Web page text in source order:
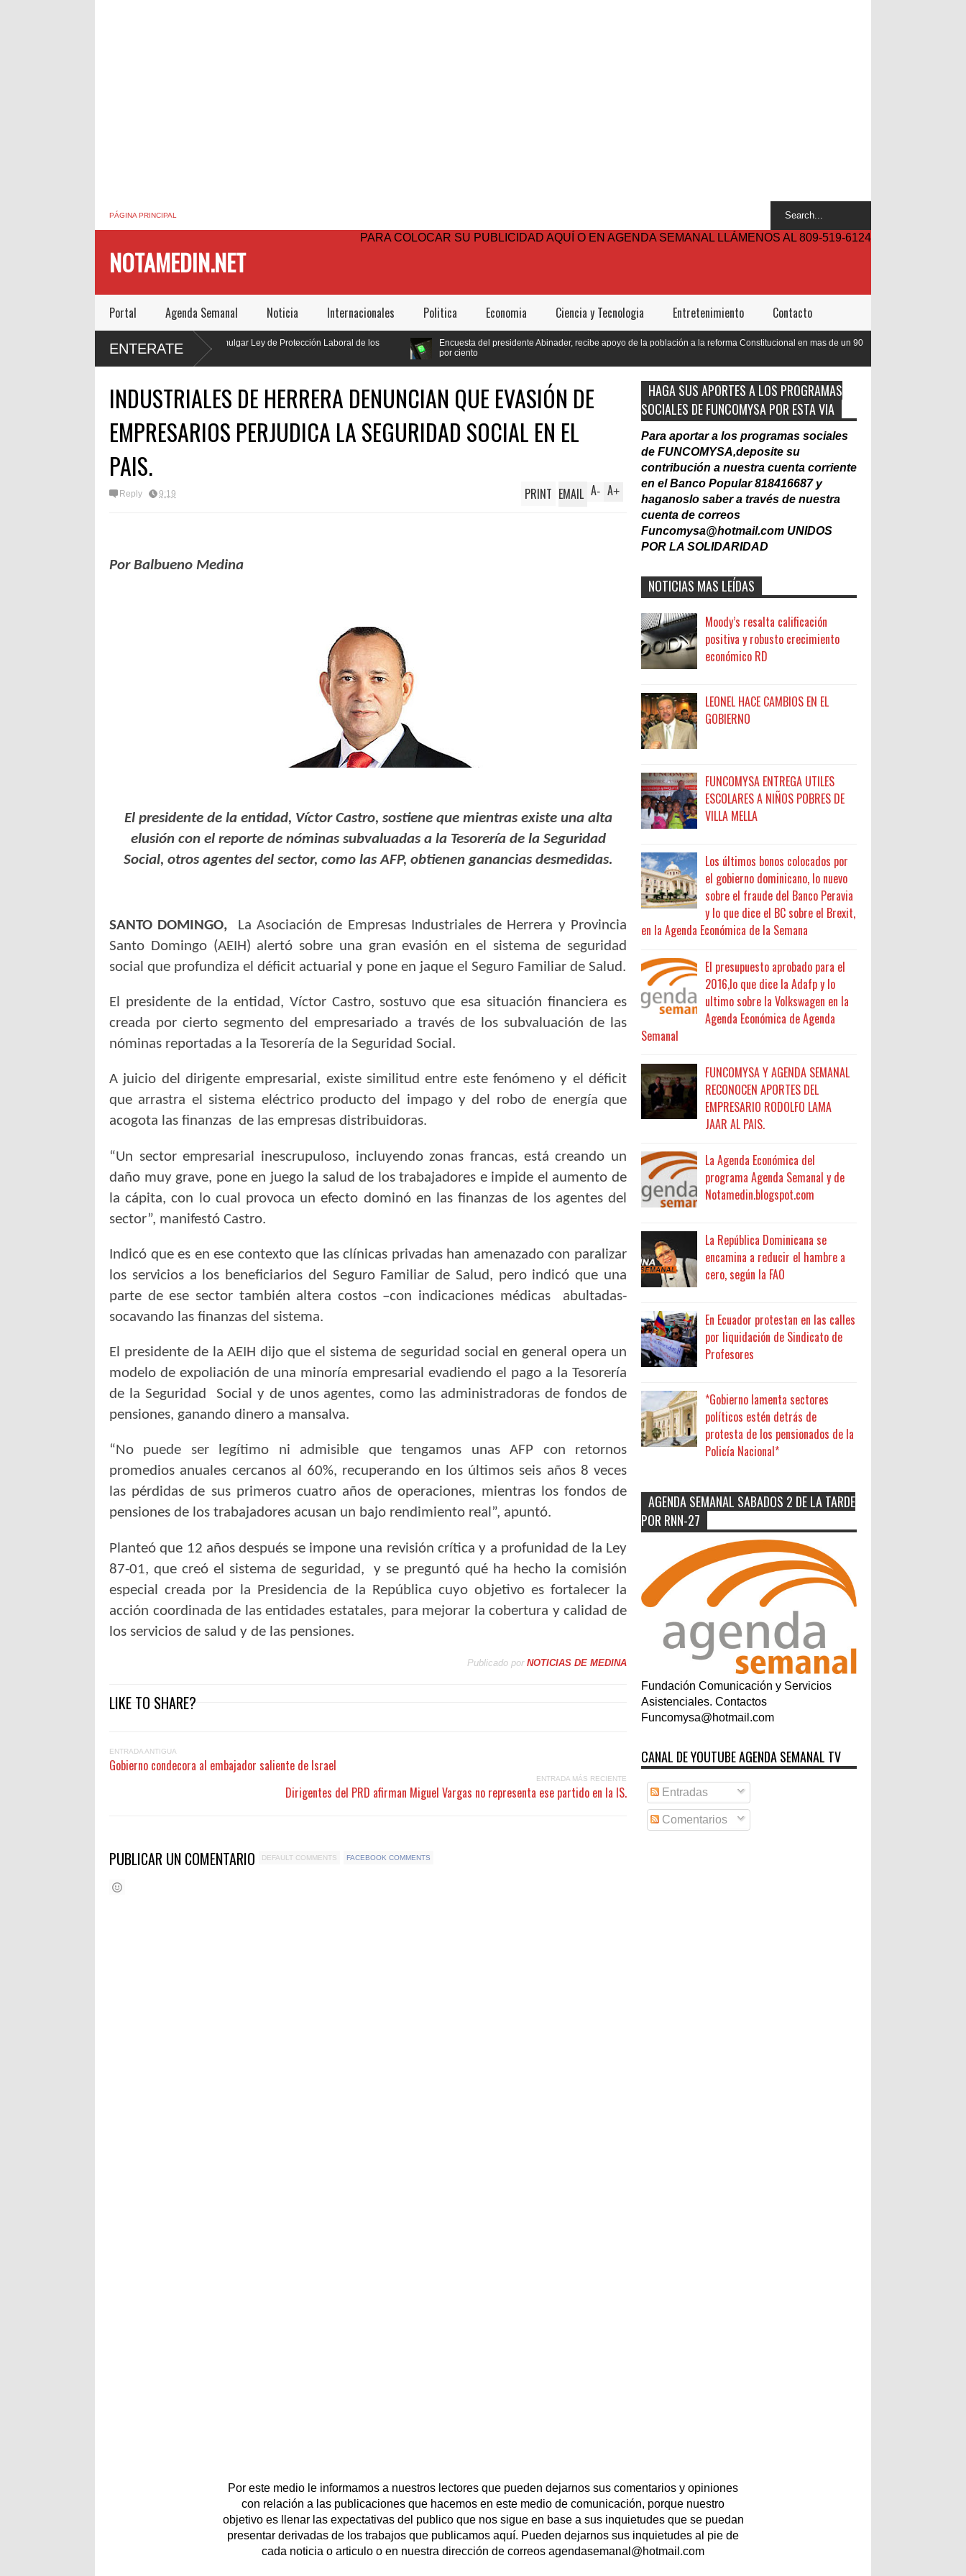
PÁGINA PRINCIPAL
NOTAMEDIN.NET
PARA COLOCAR SU PUBLICIDAD AQUÍ O EN AGENDA SEMANAL LLÁMENOS AL 809-519-6124
Portal Agenda Semanal Noticia Internacionales Politica Economia Ciencia y Tecnologia Entretenimiento Contacto
ENTERATE
Luis Abinader hará justicia al promulgar Ley de Protección Laboral de los
Encuesta del presidente Abinader, recibe apoyo de la población a la reforma Constitucional en mas de un 90
Nacionalización del Trabajo, un
INDUSTRIALES DE HERRERA DENUNCIAN QUE EVASIÓN DE
EMPRESARIOS PERJUDICA LA SEGURIDAD SOCIAL EN EL
PAIS.
Reply 9:19 A+
A-
PRINT EMAIL
Por Balbueno Medina
El presidente de la entidad, Víctor Castro, sostiene que mientras existe una alta
elusión con el reporte de nóminas subvaluadas a la Tesorería de la Seguridad
Social, otros agentes del sector, como las AFP, obtienen ganancias desmedidas.
SANTO DOMINGO,
La Asociación de Empresas Industriales de Herrera y Provincia
Santo Domingo (AEIH) alertó sobre una gran evasión en el sistema de seguridad
social que profundiza el déficit actuarial y pone en jaque el Seguro Familiar de Salud.
El presidente de la entidad, Víctor Castro, sostuvo que esa situación financiera es
creada por cierto segmento del empresariado a través de los subvaluación de las
nóminas reportadas a la Tesorería de la Seguridad Social.
A juicio del dirigente empresarial, existe similitud entre este fenómeno y el déficit
que arrastra el sistema eléctrico producto del impago y del robo de energía que
acogota las finanzas de las empresas distribuidoras.
“Un sector empresarial inescrupuloso, incluyendo zonas francas, está creando un
daño muy grave, pone en juego la salud de los trabajadores e impide el aumento de
la cápita, con lo cual provoca un efecto dominó en las finanzas de los agentes del
sector”, manifestó Castro.
Indicó que es en ese contexto que las clínicas privadas han amenazado con paralizar
los servicios a los beneficiarios del Seguro Familiar de Salud, pero indicó que una
parte de ese sector también altera costos –con indicaciones médicas abultadas-
socavando las finanzas del sistema.
El presidente de la AEIH dijo que el sistema de seguridad social en general opera un
modelo de expoliación de una minoría empresarial evadiendo el pago a la Tesorería
de la Seguridad Social y de unos agentes, como las administradoras de fondos de
pensiones, ganando dinero a mansalva.
“No puede ser legítimo ni admisible que tengamos unas AFP con retornos
promedios anuales cercanos al 60%, recuperando en los últimos seis años 8 veces
las pérdidas de sus primeros cuatro años de operaciones, mientras los fondos de
pensiones de los trabajadores acusan un bajo rendimiento real”, apuntó.
Planteó que 12 años después se impone una revisión crítica y a profunidad de la Ley
87-01, que creó el sistema de seguridad, y se preguntó qué ha hecho la comisión
especial creada por la Presidencia de la República cuyo objetivo es fortalecer la
acción coordinada de las entidades estatales, para mejorar la cobertura y calidad de
los servicios de salud y de las pensiones.
Publicado por NOTICIAS DE MEDINA
LIKE TO SHARE?
ENTRADA ANTIGUA
Gobierno condecora al embajador saliente de Israel
ENTRADA MÁS RECIENTE
Dirigentes del PRD afirman Miguel Vargas no representa ese partido en la IS.
PUBLICAR UN COMENTARIO DEFAULT COMMENTS FACEBOOK COMMENTS
HAGA SUS APORTES A LOS PROGRAMAS
SOCIALES DE FUNCOMYSA POR ESTA VIA
Para aportar a los programas sociales
de FUNCOMYSA,deposite su
contribución a nuestra cuenta corriente
en el Banco Popular 818416687 y
haganoslo saber a través de nuestra
cuenta de correos
Funcomysa@hotmail.com UNIDOS
POR LA SOLIDARIDAD
NOTICIAS MAS LEÍDAS
Moody’s resalta calificación
positiva y robusto crecimiento
económico RD
LEONEL HACE CAMBIOS EN EL
GOBIERNO
FUNCOMYSA ENTREGA UTILES
ESCOLARES A NIÑOS POBRES DE
VILLA MELLA
Los últimos bonos colocados por
el gobierno dominicano, lo nuevo
sobre el fraude del Banco Peravia
y lo que dice el BC sobre el Brexit,
en la Agenda Económica de la Semana
El presupuesto aprobado para el
2016,lo que dice la Adafp y lo
ultimo sobre la Volkswagen en la
Agenda Económica de Agenda
Semanal
FUNCOMYSA Y AGENDA SEMANAL
RECONOCEN APORTES DEL
EMPRESARIO RODOLFO LAMA
JAAR AL PAIS.
La Agenda Económica del
programa Agenda Semanal y de
Notamedin.blogspot.com
La República Dominicana se
encamina a reducir el hambre a
cero, según la FAO
En Ecuador protestan en las calles
por liquidación de Sindicato de
Profesores
*Gobierno lamenta sectores
políticos estén detrás de
protesta de los pensionados de la
Policía Nacional*
AGENDA SEMANAL SABADOS 2 DE LA TARDE
POR RNN-27
Fundación Comunicación y Servicios
Asistenciales. Contactos
Funcomysa@hotmail.com
CANAL DE YOUTUBE AGENDA SEMANAL TV
Entradas
Comentarios
Por este medio le informamos a nuestros lectores que pueden dejarnos sus comentarios y opiniones
con relación a las publicaciones que hacemos en este medio de comunicación, porque nuestro
objetivo es llenar las expectativas del publico que nos sigue en base a sus inquietudes que se puedan
presentar derivadas de los trabajos que publicamos aquí. Pueden dejarnos sus inquietudes al pie de
cada noticia o articulo o en nuestra dirección de correos agendasemanal@hotmail.com